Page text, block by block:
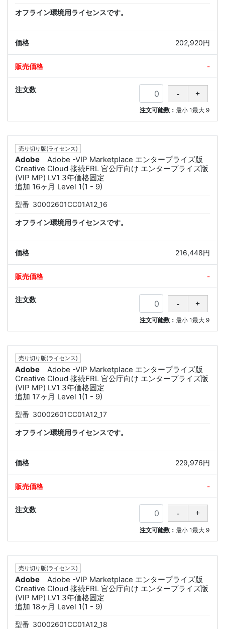
オフライン環境用ライセンスです。
202,920円
-
注文可能数：最小 1最大 9
売り切り版(ライセンス)
Adobe
Adobe -VIP Marketplace エンタープライズ版
Creative Cloud 接続FRL 官公庁向け エンタープライズ版
(VIP MP) LV1 3年価格固定
追加 16ヶ月 Level 1(1 - 9)
型番 30002601CC01A12_16
オフライン環境用ライセンスです。
216,448円
-
注文可能数：最小 1最大 9
売り切り版(ライセンス)
Adobe
Adobe -VIP Marketplace エンタープライズ版
Creative Cloud 接続FRL 官公庁向け エンタープライズ版
(VIP MP) LV1 3年価格固定
追加 17ヶ月 Level 1(1 - 9)
型番 30002601CC01A12_17
オフライン環境用ライセンスです。
229,976円
-
注文可能数：最小 1最大 9
売り切り版(ライセンス)
Adobe
Adobe -VIP Marketplace エンタープライズ版
Creative Cloud 接続FRL 官公庁向け エンタープライズ版
(VIP MP) LV1 3年価格固定
追加 18ヶ月 Level 1(1 - 9)
型番 30002601CC01A12_18